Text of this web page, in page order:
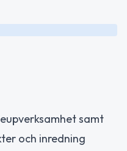
samt
och inredning